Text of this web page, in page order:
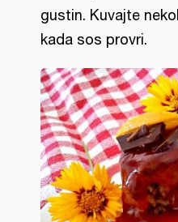
gustin. Kuvajte
kada sos provri.